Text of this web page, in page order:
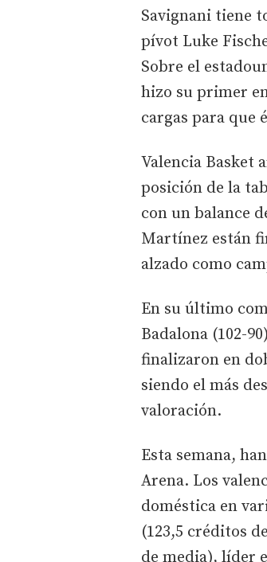
Savignani tiene
pívot Luke
Sobre el
hizo su primer
cargas para que
Valencia Basket
posición de la
con un balance
Martínez están
alzado como
En su último
Badalona (102-
finalizaron en
siendo el más
valoración.
Esta semana,
Arena. Los
doméstica en
(123,5 créditos
de media), líder